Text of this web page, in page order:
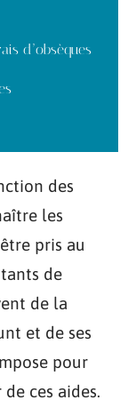
d’obsèques
des
les
pris au
de
de la
et de ses
pour
ces aides.